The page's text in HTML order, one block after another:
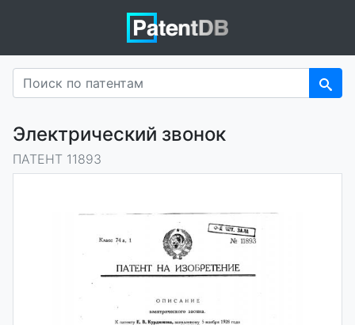
Электрический звонок
ПАТЕНТ 11893